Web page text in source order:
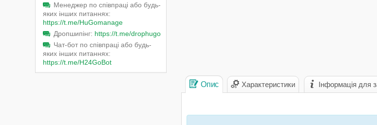
Опис Характеристики Інформація для
Менеджер по співпраці або будь-
яких інших питаннях
https://t.me/HuGomanage
Дропшипінг https://t.me/drophugo
Чат-бот по співпраці або будь-
яких інших питаннях
https://t.me/H24GoBot